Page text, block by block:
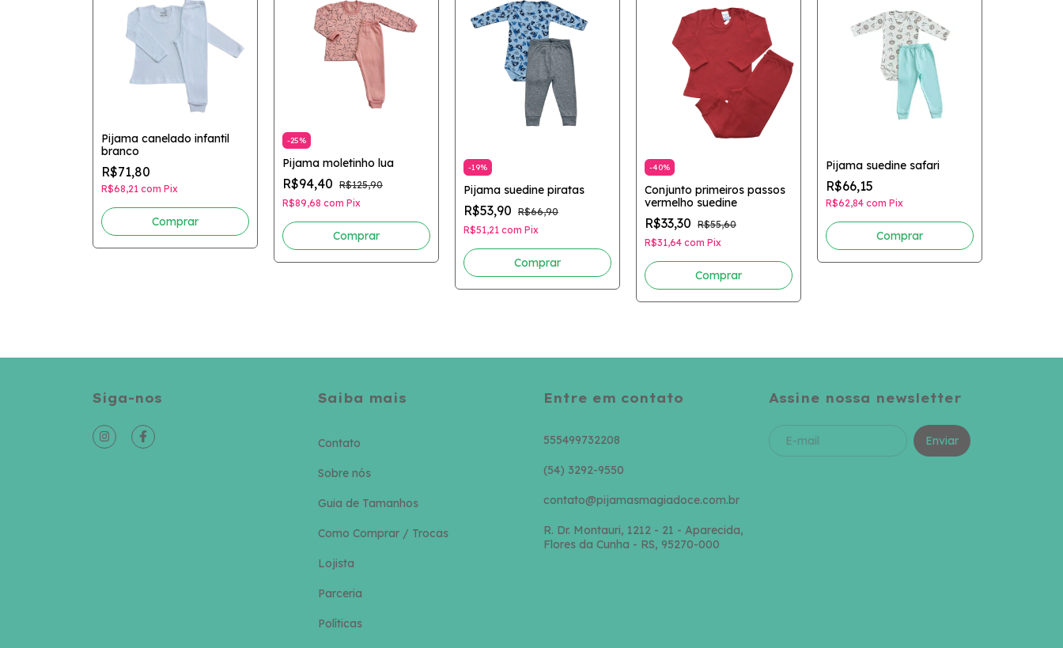
Pijama canelado infantil
branco
R$71,80
R$68,21 com Pix
Comprar
-25%
Pijama moletinho lua
R$94,40 R$125,90
R$89,68 com Pix
Comprar
-19%
Pijama suedine piratas
R$53,90 R$66,90
R$51,21 com Pix
Comprar
-40%
Conjunto primeiros passos
vermelho suedine
R$33,30 R$55,60
R$31,64 com Pix
Comprar
Pijama suedine safari
R$66,15
R$62,84 com Pix
Comprar
Siga-nos Saiba mais
Contato
Sobre nós
Guia de Tamanhos
Como Comprar / Trocas
Lojista
Parceria
Políticas
Entre em contato
555499732208
(54) 3292-9550
contato@pijamasmagiadoce.com.br
R. Dr. Montauri, 1212 - 21 - Aparecida,
Flores da Cunha - RS, 95270-000
Assine nossa newsletter